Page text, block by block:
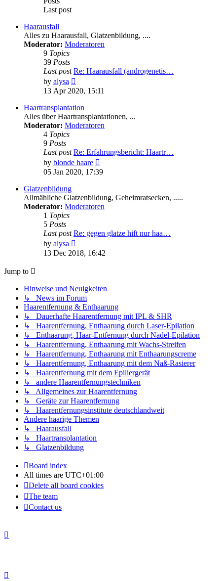
Last post
Haarausfall
Alles zu Haarausfall, Glatzenbildung, ....
Moderator: Moderatoren
9 Topics
39 Posts
Last post Re: Haarausfall (androgenetis…
by alysa
the
latest
post
13 Apr 2020, 15:11
Haartransplantation
Alles über Haartransplantationen, ...
Moderator: Moderatoren
4 Topics
9 Posts
Last post Re: Erfahrungsbericht: Haartr…
by blonde haare
the
05 Jan 2020, 17:39
Glatzenbildung
Allmähliche Glatzenbildung, Geheimratsecken, .....
Moderator: Moderatoren
1 Topics
5 Posts
Last post Re: gegen glatze hift nur haa…
by alysa
the
latest
13 Dec 2018, 16:42
Jump to
Hinweise und Neuigkeiten
↳ News im Forum
Haarentfernung & Enthaarung
↳ Dauerhafte Haarentfernung mit IPL & SHR
↳ Haarentfernung, Enthaarung durch Laser-Epilation
↳ Enthaarung, Haar-Entfernung durch Nadel-Epilation
↳ Haarentfernung, Enthaarung mit Wachs-Streifen
↳ Haarentfernung, Enthaarung mit Enthaarungscreme
↳ Haarentfernung, Enthaarung mit dem Naß-Rasierer
↳ Haarentfernung mit dem Epiliergerät
↳ andere Haarentfernungstechniken
↳ Allgemeines zur Haarentfernung
↳ Geräte zur Haarentfernung
↳ Haarentfernungsinstitute deutschlandweit
Andere haarige Themen
↳ Haarausfall
↳ Haartransplantation
↳ Glatzenbildung
Board index
All times are UTC+01:00
Delete all board cookies
The team
Contact us